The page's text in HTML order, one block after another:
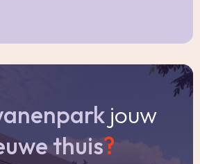
dan 30 jaar zal er standaard
ouderdomsclausule worden
notariskeuze bij de koper. Het
jouw
thuis?